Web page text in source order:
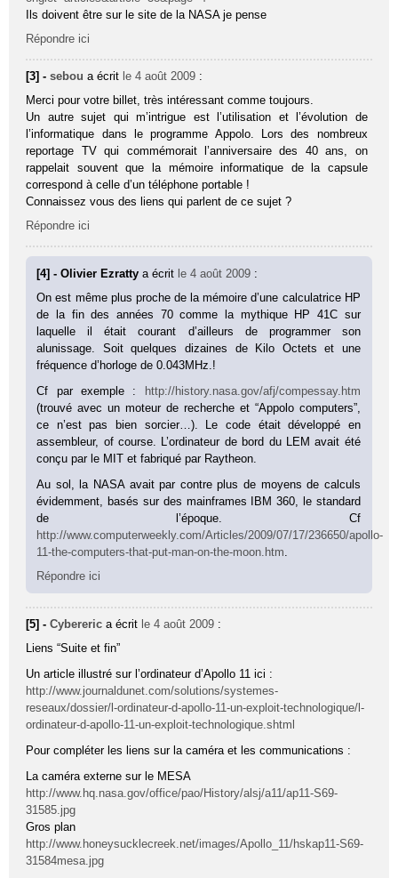
Ils doivent être sur le site de la NASA je pense
Répondre ici
[3] -sebou a écrit le 4 août 2009 :
Merci pour votre billet, très intéressant comme toujours.
Un autre sujet qui m’intrigue est l’utilisation et l’évolution de
l’informatique dans le programme Appolo. Lors des nombreux
reportage TV qui commémorait l’anniversaire des 40 ans, on
rappelait souvent que la mémoire informatique de la capsule
correspond à celle d’un téléphone portable !
Connaissez vous des liens qui parlent de ce sujet ?
Répondre ici
[4] - Olivier Ezrattya écrit le 4 août 2009 :
On est même plus proche de la mémoire d’une calculatrice HP
de la fin des années 70 comme la mythique HP 41C sur
laquelle il était courant d’ailleurs de programmer son
alunissage. Soit quelques dizaines de Kilo Octets et une
fréquence d’horloge de 0.043MHz.!
Cf par exemple :
http://history.nasa.gov/afj/compessay.htm
(trouvé avec un moteur de recherche et “Appolo computers”,
ce n’est pas bien sorcier…). Le code était développé en
assembleur, of course. L’ordinateur de bord du LEM avait été
conçu par le MIT et fabriqué par Raytheon.
Au sol, la NASA avait par contre plus de moyens de calculs
évidemment, basés sur des mainframes IBM 360, le standard
de l’époque. Cf
http://www.computerweekly.com/Articles/2009/07/17/236650/apollo-
11-the-computers-that-put-man-on-the-moon.htm
Répondre ici
[5] -Cybereric a écrit le 4 août 2009 :
Liens “Suite et fin”
Un article illustré sur l’ordinateur d’Apollo 11 ici :
http://www.journaldunet.com/solutions/systemes-
reseaux/dossier/l-ordinateur-d-apollo-11-un-exploit-technologique/l-
ordinateur-d-apollo-11-un-exploit-technologique.shtml
Pour compléter les liens sur la caméra et les communications :
La caméra externe sur le MESA
http://www.hq.nasa.gov/office/pao/History/alsj/a11/ap11-S69-
31585.jpg
Gros plan
http://www.honeysucklecreek.net/images/Apollo_11/hskap11-S69-
31584mesa.jpg